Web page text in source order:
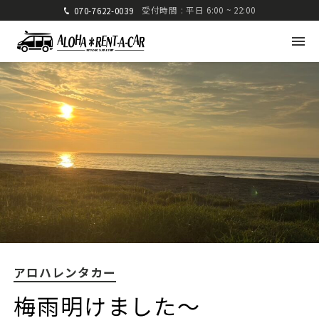
070-7622-0039 受付時間 : 平日 6:00 ~ 22:00
アロハレンタカー
梅雨明けました〜
アロハレンタカー
〒880-0824 宮崎県宮崎市大島町高崎416-1
九州運輸局宮崎運輸支局 認可 第285号
TEL: 070-7622-0039
FAX: 0985-25-2832
車種・料金